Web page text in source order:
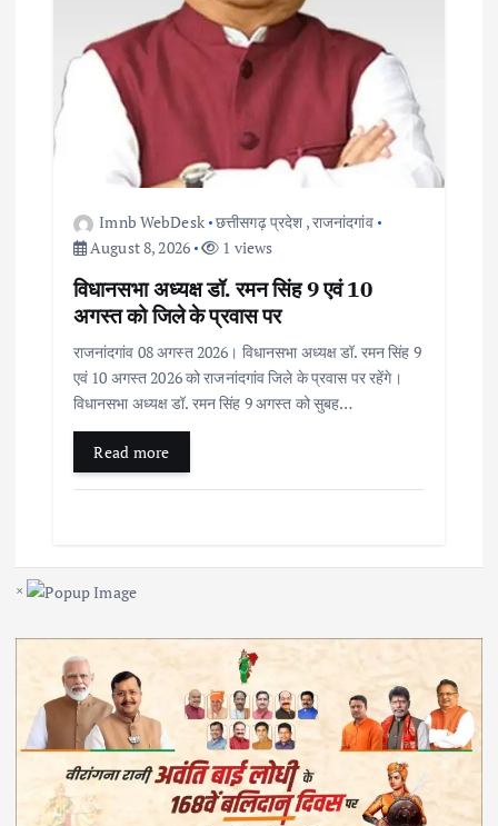
Imnb WebDesk छत्तीसगढ़ प्रदेश ,राजनांदगांव
August 8, 2026
1 views
विधानसभा अध्यक्ष डॉ. रमन सिंह 9 एवं 10
अगस्त को जिले के प्रवास पर
राजनांदगांव 08 अगस्त 2026। विधानसभा अध्यक्ष डॉ. रमन सिंह 9
एवं 10 अगस्त 2026 को राजनांदगांव जिले के प्रवास पर रहेंगे।
विधानसभा अध्यक्ष डॉ. रमन सिंह 9 अगस्त को सुबह…
Read more
×